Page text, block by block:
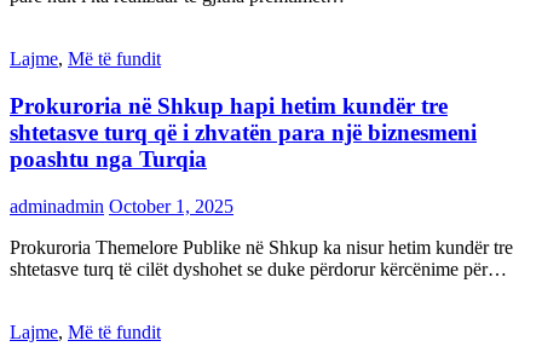
Lajme, Më të fundit
Prokuroria në Shkup hapi hetim kundër tre
shtetasve turq që i zhvatën para një biznesmeni
poashtu nga Turqia
adminadmin October 1, 2025
Prokuroria Themelore Publike në Shkup ka nisur hetim kundër tre
shtetasve turq të cilët dyshohet se duke përdorur kërcënime për…
Lajme, Më të fundit